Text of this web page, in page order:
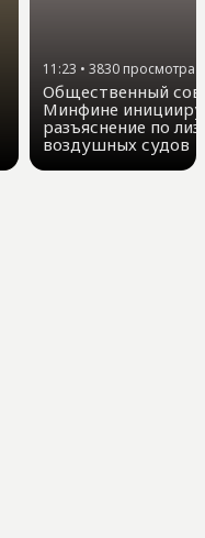
11:23 • 3830 просмотра
Общественный
Минфине
разъяснение по
воздушных судов